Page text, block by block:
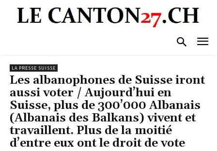
LA PRESSE SUISSE
Les albanophones de Suisse iront
aussi voter / Aujourd’hui en
Suisse, plus de 300’000 Albanais
(Albanais des Balkans) vivent et
travaillent. Plus de la moitié
d’entre eux ont le droit de vote